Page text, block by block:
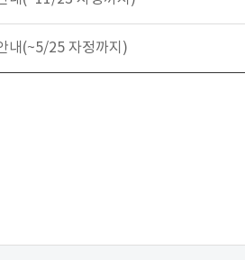
내(~5/25 자정까지)